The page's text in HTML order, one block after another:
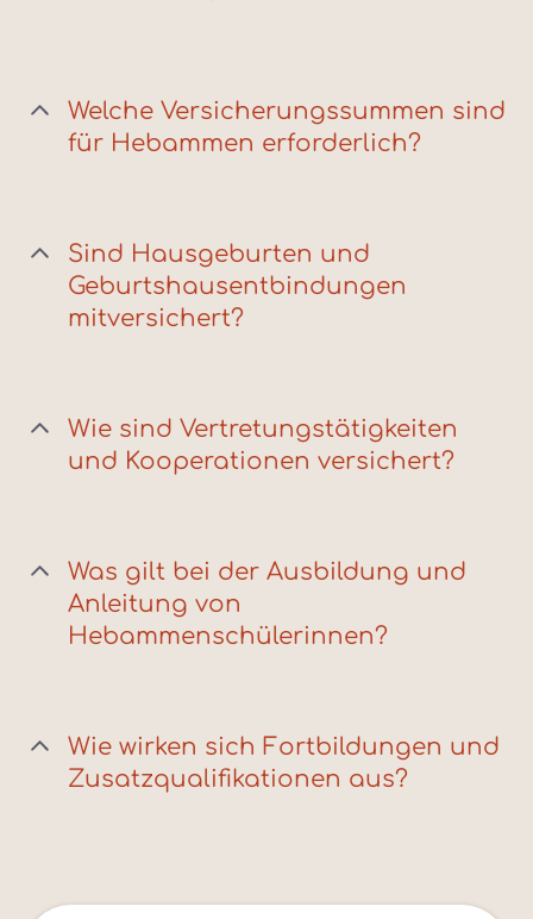
Welche Versicherungssummen sind
für Hebammen erforderlich?
Sind Hausgeburten und
Geburtshausentbindungen
mitversichert?
Wie sind Vertretungstätigkeiten
und Kooperationen versichert?
Was gilt bei der Ausbildung und
Anleitung von
Hebammenschülerinnen?
Wie wirken sich Fortbildungen und
Zusatzqualifikationen aus?